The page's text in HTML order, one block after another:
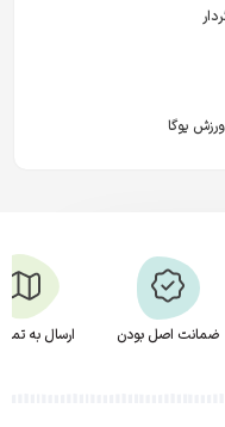
یوگا
ضمانت اصل بودن ارسال به